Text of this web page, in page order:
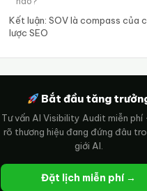
Kết luận: SOV là compass của
lược SEO
Bắt đầu tăng
Tư vấn AI Visibility Audit miễn
rõ thương hiệu đang đứng đâu
giới AI.
Đặt lịch miễn phí →